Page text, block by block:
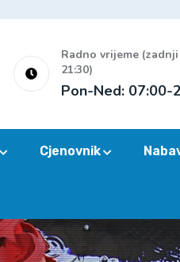
Radno vrijeme
21:30)
Pon-Ned: 07:00-
Cjenovnik